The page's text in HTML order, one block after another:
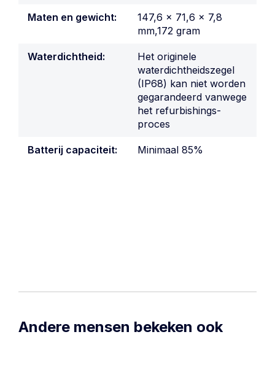
Maten en gewicht:
147,6 x 71,6 x 7,8
mm,172 gram
Waterdichtheid:
Het originele
waterdichtheidszegel
(IP68) kan niet worden
gegarandeerd vanwege
het refurbishings-
proces
Batterij capaciteit: Minimaal 85%
Andere mensen bekeken ook